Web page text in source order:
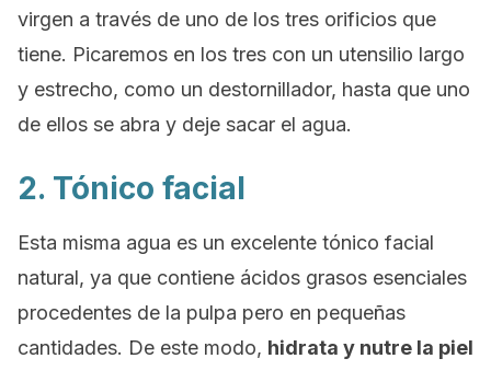
virgen a través de uno de los tres orificios que
tiene. Picaremos en los tres con un utensilio largo
y estrecho, como un destornillador, hasta que uno
de ellos se abra y deje sacar el agua.
2. Tónico facial
Esta misma agua es un excelente tónico facial
natural, ya que contiene ácidos grasos esenciales
procedentes de la pulpa pero en pequeñas
cantidades. De este modo, hidrata y nutre la piel